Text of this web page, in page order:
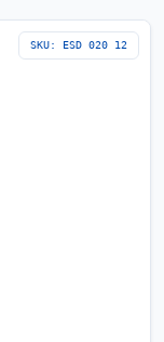
SKU: ESD 020 12